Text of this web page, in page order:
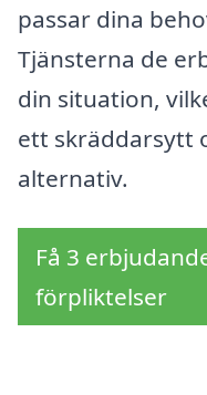
passar dina
Tjänsterna de
din situation,
ett skräddarsytt
alternativ.
Få 3
förpliktelser